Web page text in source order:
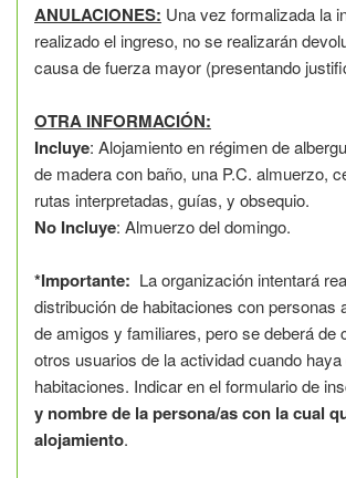
ANULACIONES: Una vez formalizada la
realizado el ingreso, no se realizarán
causa de fuerza mayor (presentando
OTRA INFORMACIÓN:
Incluye: Alojamiento en régimen de
de madera con baño, una P.C. almuerzo,
rutas interpretadas, guías, y obsequio.
No Incluye: Almuerzo del domingo.
*Importante: La organización intentará
distribución de habitaciones con personas
de amigos y familiares, pero se deberá de
otros usuarios de la actividad cuando
habitaciones. Indicar en el formulario de
y nombre de la persona/as con la cual
alojamiento.